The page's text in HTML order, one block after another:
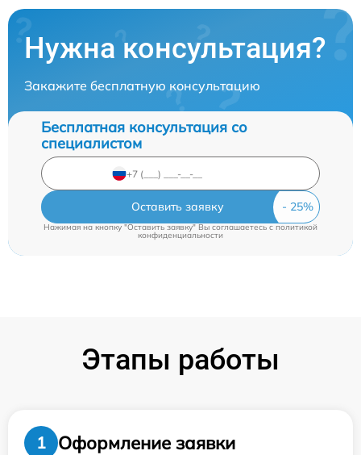
Нужна консультация?
Закажите бесплатную консультацию
Бесплатная консультация со
специалистом
Оставить заявку
Нажимая на кнопку "Оставить заявку" Вы соглашаетесь cполитикой
конфиденциальности
Этапы работы
1
Оформление заявки